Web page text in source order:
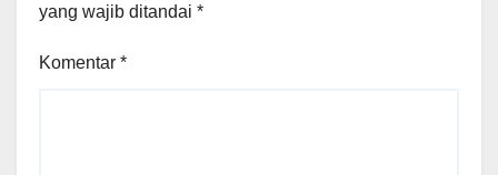
yang wajib ditandai *
Komentar *